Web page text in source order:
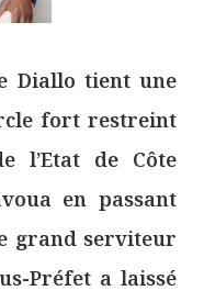
Diallo tient une
fort restreint
l’Etat de Côte
en passant
grand serviteur
Préfet a laissé